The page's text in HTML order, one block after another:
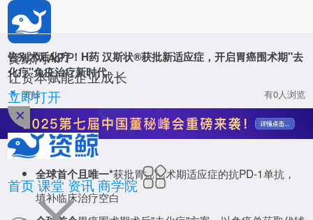
资鲸网APP
让资本赋能企业成长
立即打开
首页课堂 资讯商学院
告别术后化疗！H药 汉斯状®获批新适应症，开启胃癌围术期"去
化疗"免疫治疗新时代
资鲸 有0人浏览
全球首个且唯一*获批胃癌围术期适应症的抗PD-1单抗，
填补临床治疗空白
资鲸网
公司名称
姓名
职位
*手机号码
验证码